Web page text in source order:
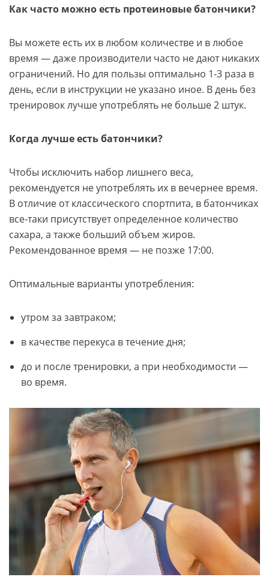
Как часто можно есть протеиновые батончики?
Вы можете есть их в любом количестве и в любое
время — даже производители часто не дают никаких
ограничений. Но для пользы оптимально 1-3 раза в
день, если в инструкции не указано иное. В день без
тренировок лучше употреблять не больше 2 штук.
Когда лучше есть батончики?
Чтобы исключить набор лишнего веса,
рекомендуется не употреблять их в вечернее время.
В отличие от классического спортпита, в батончиках
все-таки присутствует определенное количество
сахара, а также больший объем жиров.
Рекомендованное время — не позже 17:00.
Оптимальные варианты употребления:
утром за завтраком;
в качестве перекуса в течение дня;
до и после тренировки, а при необходимости —
во время.